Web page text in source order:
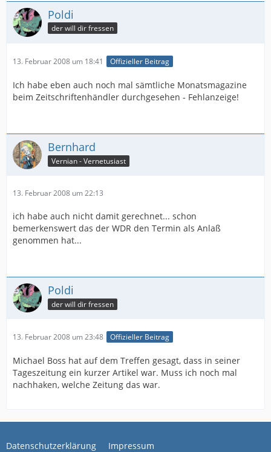
Poldi
der will dir fressen
13. Februar 2008 um 18:41 Offizieller Beitrag
Ich habe eben auch noch mal sämtliche Monatsmagazine
beim Zeitschriftenhändler durchgesehen - Fehlanzeige!
Bernhard
Vernian - Vernetusiast
13. Februar 2008 um 22:13
ich habe auch nicht damit gerechnet... schon
bemerkenswert das der WDR den Termin als Anlaß
genommen hat...
Poldi
der will dir fressen
13. Februar 2008 um 23:48 Offizieller Beitrag
Michael Boss hat auf dem Treffen gesagt, dass in seiner
Tageszeitung ein kurzer Artikel war. Muss ich noch mal
nachhaken, welche Zeitung das war.
Datenschutzerklärung Impressum